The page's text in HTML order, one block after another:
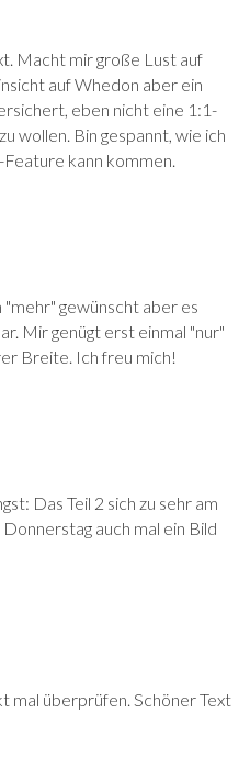
Macht mir große Lust auf
auf Whedon aber ein
eben nicht eine 1:1-
wollen. Bin gespannt, wie ich
kann kommen.
gewünscht aber es
Mir genügt erst einmal "nur"
Breite. Ich freu mich!
Das Teil 2 sich zu sehr am
auch mal ein Bild
mal überprüfen. Schöner Text